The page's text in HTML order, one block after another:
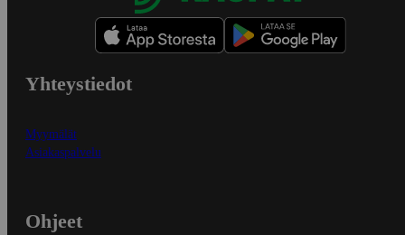
Yhteystiedot
Myymälät
Asiakaspalvelu
Ohjeet